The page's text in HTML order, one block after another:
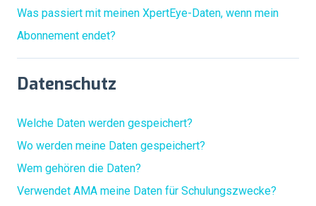
Was passiert mit meinen XpertEye-Daten, wenn mein
Abonnement endet?
Datenschutz
Welche Daten werden gespeichert?
Wo werden meine Daten gespeichert?
Wem gehören die Daten?
Verwendet AMA meine Daten für Schulungszwecke?